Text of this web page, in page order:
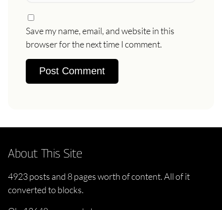
Save my name, email, and website in this
browser for the next time I comment.
About This Site
4923 posts and 8 pages worth of content. All of it
converted to blocks.